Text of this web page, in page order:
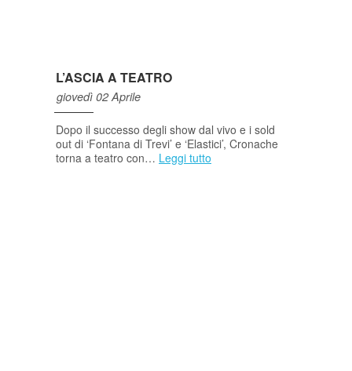
L’ASCIA A TEATRO
giovedì 02 Aprile
Dopo il successo degli show dal vivo e i sold
out di ‘Fontana di Trevi’ e ‘Elastici’, Cronache
torna a teatro con… Leggi tutto